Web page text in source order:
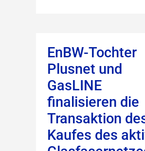
EnBW-Tochter
Plusnet und
GasLINE
finalisieren die
Transaktion
Kaufes des